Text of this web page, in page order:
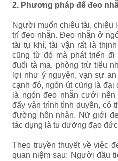
2. Phương pháp để đeo
Người muốn chiêu tài, chiêu
trí đeo nhẫn. Đeo nhẫn ở
tài tụ khí, tài vận rất là
cũng từ đó mà phát triển
đuổi tà ma, phòng trừ tiểu
lợi như ý nguyện, vạn sự
cạnh đó, ngón út cũng là đại
là ngón đeo nhẫn cưới
đẩy vận trình tình duyên, có
đường hôn nhân. Nữ giới
tác dụng là tu dưỡng đạo
Theo truyền thuyết về việc
quan niệm sau: Người đầu